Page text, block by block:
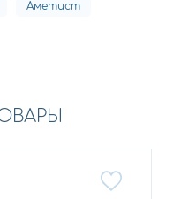
Аметист